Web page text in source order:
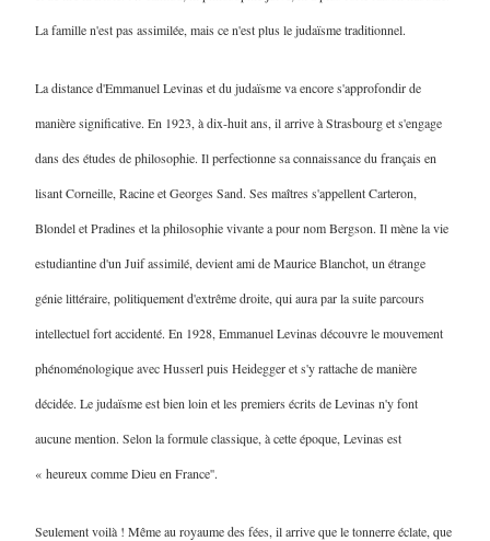
La famille n'est pas assimilée, mais ce n'est plus le judaïsme traditionnel.
La distance d'Emmanuel Levinas et du judaïsme va encore s'approfondir de
manière significative. En 1923, à dix-huit ans, il arrive à Strasbourg et s'engage
dans des études de philosophie. Il perfectionne sa connaissance du français en
lisant Corneille, Racine et Georges Sand. Ses maîtres s'appellent Carteron,
Blondel et Pradines et la philosophie vivante a pour nom Bergson. Il mène la vie
estudiantine d'un Juif assimilé, devient ami de Maurice Blanchot, un étrange
génie littéraire, politiquement d'extrême droite, qui aura par la suite parcours
intellectuel fort accidenté. En 1928, Emmanuel Levinas découvre le mouvement
phénoménologique avec Husserl puis Heidegger et s'y rattache de manière
décidée. Le judaïsme est bien loin et les premiers écrits de Levinas n'y font
aucune mention. Selon la formule classique, à cette époque, Levinas est
« heureux comme Dieu en France''.
Seulement voilà ! Même au royaume des fées, il arrive que le tonnerre éclate, que